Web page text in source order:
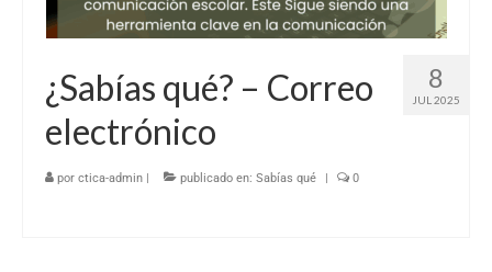
8
JUL 2025
¿Sabías qué? – Correo
electrónico
por ctica-admin publicado en: Sabías qué 0